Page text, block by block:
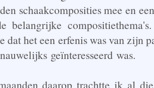
schaakcomposities mee en
belangrijke
dat het een erfenis was van zijn
geïnteresseerd was.
daarop trachtte ik al